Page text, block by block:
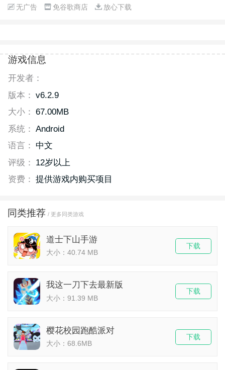
无广告 免谷歌商店 放心下载
游戏信息
开发者：
版本： v6.2.9
大小： 67.00MB
系统： Android
语言：
中文
评级：
12岁以上
资费： 提供游戏内购买项目
同类推荐 / 更多同类游戏
道士下山手游
大小：40.74 MB
下载
我这一刀下去最新版
大小：91.39 MB
下载
樱花校园跑酷派对
大小：68.6MB
下载